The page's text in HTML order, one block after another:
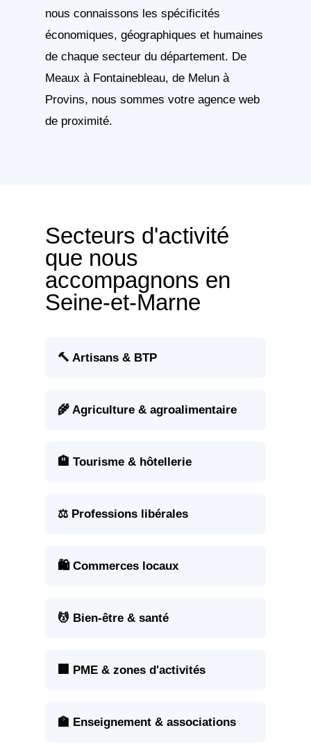
nous connaissons les spécificités
économiques, géographiques et humaines
de chaque secteur du département. De
Meaux à Fontainebleau, de Melun à
Provins, nous sommes votre agence web
de proximité.
Secteurs d'activité
que nous
accompagnons en
Seine-et-Marne
🔨 Artisans & BTP
🌾 Agriculture & agroalimentaire
🏨 Tourisme & hôtellerie
⚖️ Professions libérales
🛍️ Commerces locaux
💆 Bien-être & santé
🏢 PME & zones d'activités
🏫 Enseignement & associations